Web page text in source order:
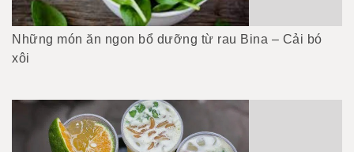
Những món ăn ngon bổ dưỡng từ rau Bina – Cải bó
xôi